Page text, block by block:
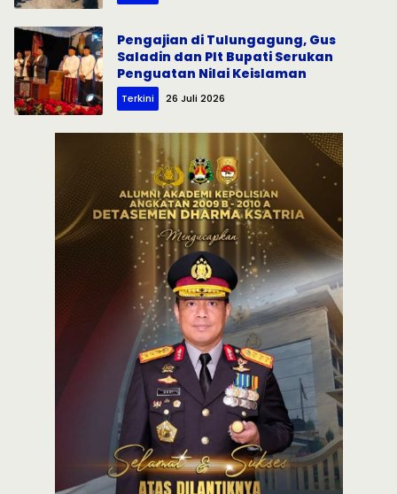
Pengajian di Tulungagung, Gus
Saladin dan Plt Bupati Serukan
Penguatan Nilai Keislaman
Terkini 26 Juli 2026